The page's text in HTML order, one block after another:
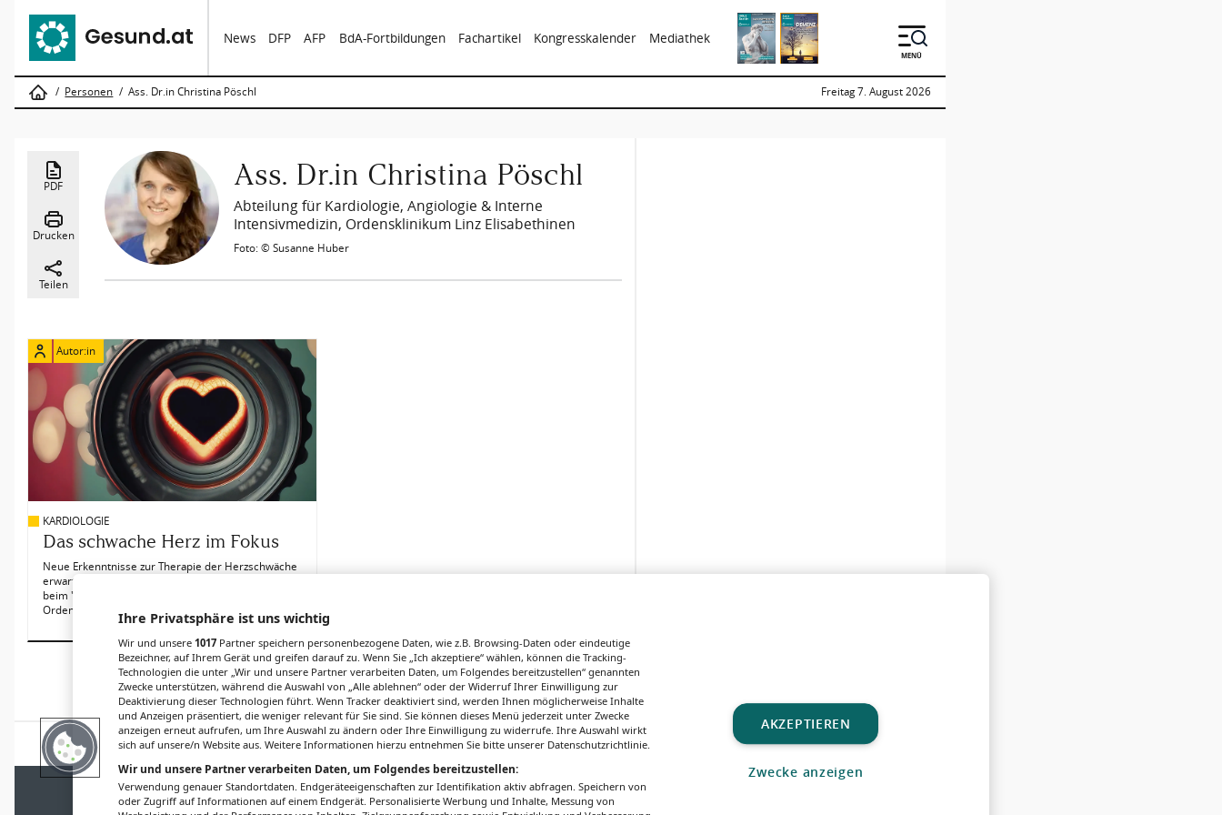
News DFP AFP BdA-Fortbildungen Fachartikel Kongresskalender Mediathek
MENÜ
Personen Ass. Dr.in Christina Pöschl Freitag 7. August 2026
PDF
Drucken
Teilen
Ass. Dr.in Christina Pöschl
Abteilung für Kardiologie, Angiologie & Interne
Intensivmedizin, Ordensklinikum Linz Elisabethinen
Foto: © Susanne Huber
Autor:in
KARDIOLOGIE
Das schwache Herz im Fokus
Neue Erkenntnisse zur Therapie der Herzschwäche
erwartete das Publikum auch im vergangenen Jahr
beim "Herzinsuffizienz-Update", veranstaltet vom
Ordensklinikum der Elisabethinen in Linz.
Mehr Inhalte laden
IMPRESSUM DATENSCHUTZ BAFG NUTZUNGSBEDINGUNGEN MEDIADATEN & TARIFE PRESSE
Ihre Privatsphäre ist uns wichtig
Wir und unsere 1017 Partner speichern personenbezogene Daten, wie z.B. Browsing-Daten oder eindeutige
Bezeichner, auf Ihrem Gerät und greifen darauf zu. Wenn Sie „Ich akzeptiere“ wählen, können die Tracking-
Technologien die unter „Wir und unsere Partner verarbeiten Daten, um Folgendes bereitzustellen“ genannten
Zwecke unterstützen, während die Auswahl von „Alle ablehnen“ oder der Widerruf Ihrer Einwilligung zur
Deaktivierung dieser Technologien führt. Wenn Tracker deaktiviert sind, werden Ihnen möglicherweise Inhalte
und Anzeigen präsentiert, die weniger relevant für Sie sind. Sie können dieses Menü jederzeit unter Zwecke
anzeigen erneut aufrufen, um Ihre Auswahl zu ändern oder Ihre Einwilligung zu widerrufe. Ihre Auswahl wirkt
sich auf unsere/n Website aus. Weitere Informationen hierzu entnehmen Sie bitte unserer Datenschutzrichtlinie.
Wir und unsere Partner verarbeiten Daten, um Folgendes bereitzustellen:
Verwendung genauer Standortdaten. Endgeräteeigenschaften zur Identifikation aktiv abfragen. Speichern von
oder Zugriff auf Informationen auf einem Endgerät. Personalisierte Werbung und Inhalte, Messung von
AKZEPTIEREN
Zwecke anzeigen